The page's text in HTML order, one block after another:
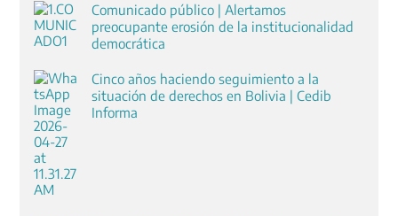
Comunicado público | Alertamos
preocupante erosión de la institucionalidad
democrática
Cinco años haciendo seguimiento a la
situación de derechos en Bolivia | Cedib
Informa